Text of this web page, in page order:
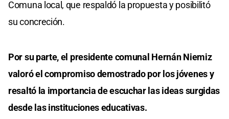
Comuna local, que respaldó la propuesta y posibilitó
su concreción.
Por su parte, el presidente comunal Hernán Niemiz
valoró el compromiso demostrado por los jóvenes y
resaltó la importancia de escuchar las ideas surgidas
desde las instituciones educativas.